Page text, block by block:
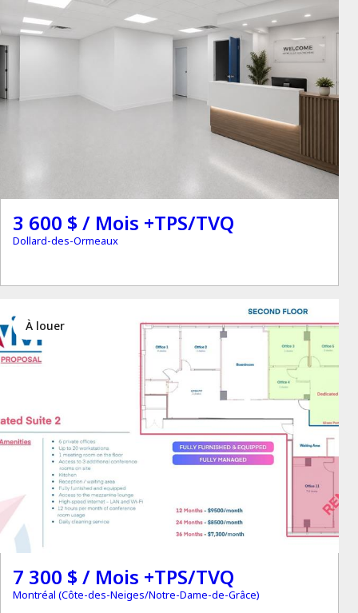
3 600 $ / Mois +TPS/TVQ
Dollard-des-Ormeaux
à louer
7 300 $ / Mois +TPS/TVQ
Montréal (Côte-des-Neiges/Notre-Dame-de-Grâce)